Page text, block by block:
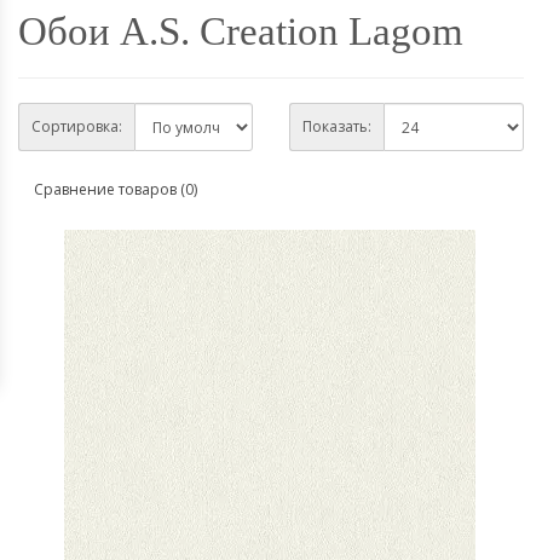
Обои A.S. Creation Lagom
Сортировка: Показать:
Сравнение товаров (0)